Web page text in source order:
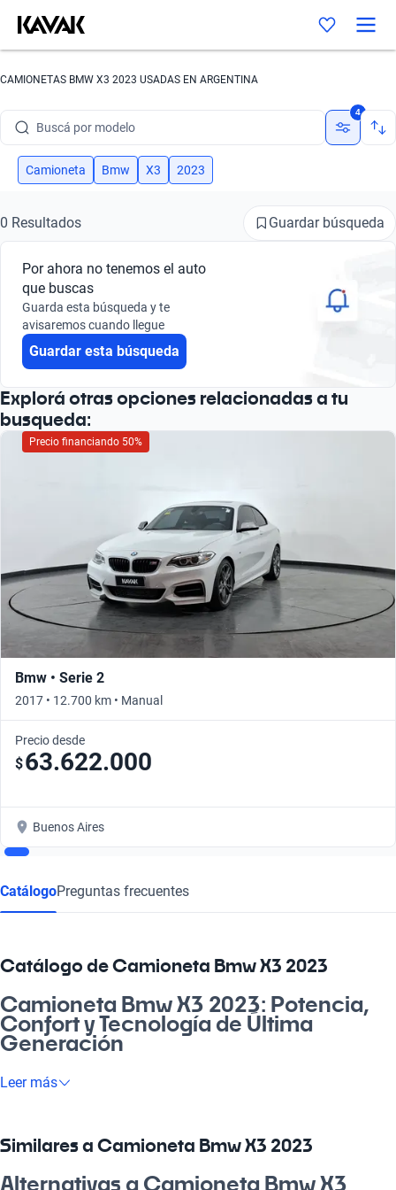
CAMIONETAS BMW X3 2023 USADAS EN ARGENTINA
Buscá por modelo
Buscá por versión
Buscá por marca
Buscá por modelo
Buscá por versión
4
Camioneta Bmw X3 2023
0 Resultados Guardar búsqueda
Por ahora no tenemos el auto
que buscas
Guarda esta búsqueda y te
avisaremos cuando llegue
Guardar esta búsqueda
Explorá otras opciones relacionadas a tu
busqueda:
Precio financiando 50%
Bmw • Serie 2
2017 • 12.700 km • Manual
Precio desde
$63.622.000
Buenos Aires
CatálogoPreguntas frecuentes
Catálogo de Camioneta Bmw X3 2023
Camioneta Bmw X3 2023: Potencia,
Confort y Tecnología de Última
Generación
Descubrí la Camioneta Bmw X3 2023, un vehículo que combina
laburo, escaparte a la playa o compartir momentos en familia,
su diseño práctico y funcional se adapta a todas tus
necesidades. En el mercado argentino, esta camioneta es una
Leer más
Similares a Camioneta Bmw X3 2023
Alternativas a Camioneta Bmw X3